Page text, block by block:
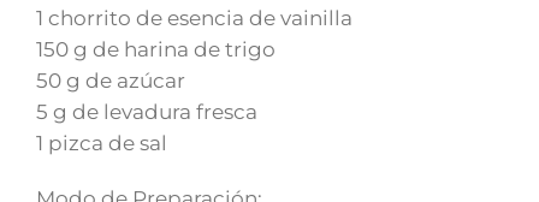
1 chorrito de esencia de vainilla
150 g de harina de trigo
50 g de azúcar
5 g de levadura fresca
1 pizca de sal